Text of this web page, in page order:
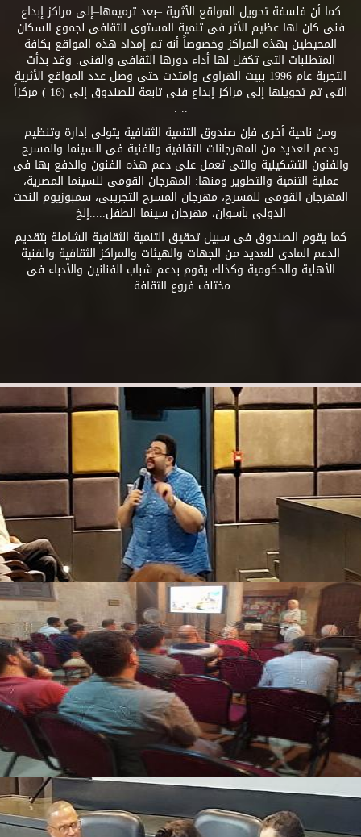
كما أن فلسفة تحويل المواقع الأثرية –بعد ترميمها–إلى مراكز إبداع
فنى كان لها عظيم الأثر فى تنمية المستوى الثقافى لجموع السكان
المحيطين بهذه المراكز وخصوصاً أنه تم إمداد هذه المواقع بكافة
المتطلبات التى تكفل لها أداء دورها الثقافى والفنى. وقد بدأت
التجربة عام 1996 ببيت الهراوى وامتدت حتى وصل عدد المواقع الأثرية
التى تم تحويلها إلى مراكز إبداع فنى تابعة للصندوق إلى (16 ) مركزاً
.. .
ومن ناحية أخرى فإن صندوق التنمية الثقافية يتولى إدارة وتنظيم
ودعم العديد من المهرجانات الثقافية والفنية فى السينما والمسرح
والفنون التشكيلية والتى تعمل على دعم هذه الفنون والدفع بها فى
عملية التنمية والتطوير ومنها: المهرجان القومى للسينما المصرية،
المهرجان القومى للمسرح، مهرجان المسرح التجريبى، سمبوزيوم النحت
الدولى بأسوان، مهرجان سينما الطفل.....إلخ
كما يقوم الصندوق فى سبيل تحقيق التنمية الثقافية الشاملة بتقديم
الدعم المادى للعديد من الجهات والهيئات والمراكز الثقافية والفنية
الأهلية والحكومية وكذلك يقوم بدعم شباب الفنانين والأدباء فى
مختلف فروع الثقافة.